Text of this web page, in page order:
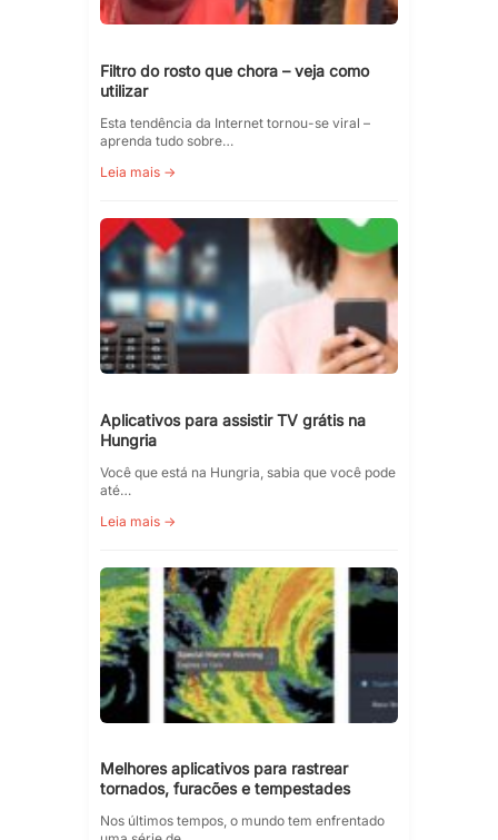
Filtro do rosto que chora – veja como
utilizar
Esta tendência da Internet tornou-se viral –
aprenda tudo sobre…
Leia mais →
Aplicativos para assistir TV grátis na
Hungria
Você que está na Hungria, sabia que você pode
até…
Leia mais →
Melhores aplicativos para rastrear
tornados, furacões e tempestades
Nos últimos tempos, o mundo tem enfrentado